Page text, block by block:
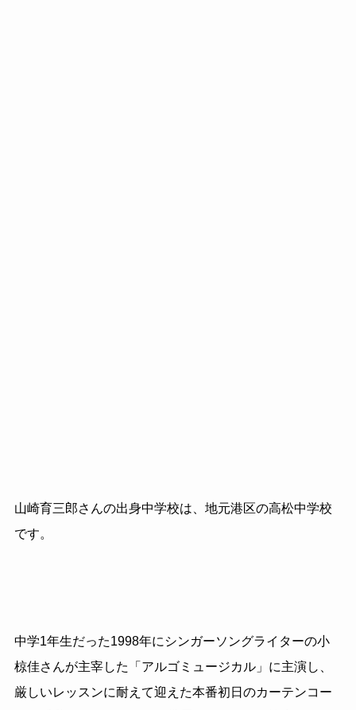
山崎育三郎さんの出身中学校は、地元港区の高松中学校
です。
中学1年生だった1998年にシンガーソングライターの小
椋佳さんが主宰した「アルゴミュージカル」に主演し、
厳しいレッスンに耐えて迎えた本番初日のカーテンコー